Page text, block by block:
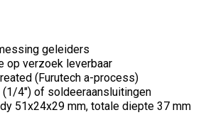
geleiders
op verzoek leverbaar
(Furutech a-process)
(1/4″) of soldeeraansluitingen
51x24x29 mm, totale diepte 37 mm